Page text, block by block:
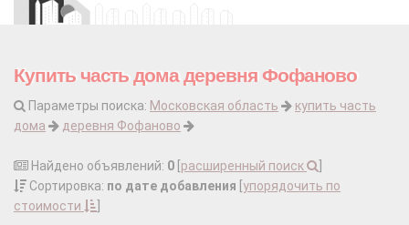
Купить часть дома деревня Фофаново
Параметры поиска: Московская область
купить часть
дома
деревня Фофаново
Найдено объявлений: 0 расширенный поиск
Сортировка: по дате добавления упорядочить по
стоимости